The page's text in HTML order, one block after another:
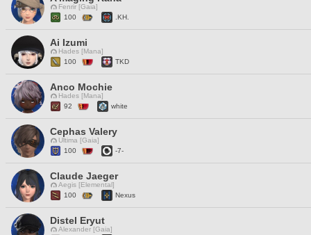
Fenrir [Gaia]
100
.KH.
Ai Izumi
Hades [Mana]
100
TKD
Anco Mochie
Hades [Mana]
92
white
Cephas Valery
Ultima [Gaia]
100
-7-
Claude Jaeger
Aegis [Elemental]
100
Nexus
Distel Eryut
Alexander [Gaia]